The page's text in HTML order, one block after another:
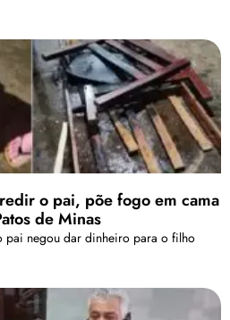
o pai, põe fogo em cama
de Minas
pai negou dar dinheiro para o filho